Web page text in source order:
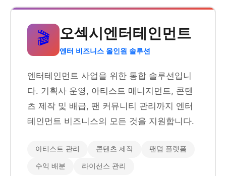
🎬 오섹시엔터테인먼트
엔터 비즈니스 올인원 솔루션
엔터테인먼트 사업을 위한 통합 솔루션입니
다. 기획사 운영, 아티스트 매니지먼트, 콘텐
츠 제작 및 배급, 팬 커뮤니티 관리까지 엔터
테인먼트 비즈니스의 모든 것을 지원합니다.
아티스트 관리 콘텐츠 제작 팬덤 플랫폼
수익 배분 라이선스 관리